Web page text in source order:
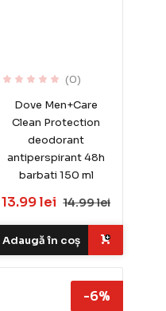
(0)
Dove Men+Care
Clean Protection
deodorant
antiperspirant 48h
barbati 150 ml
13.99 lei 14.99 lei
Adaugă în coș
-6%